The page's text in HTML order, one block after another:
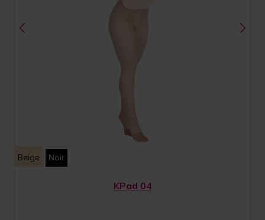
Beige Noir
KPad 04